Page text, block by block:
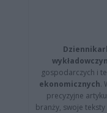
gospodarczych i
ekonomicznych.
precyzyjne
branży, swoje